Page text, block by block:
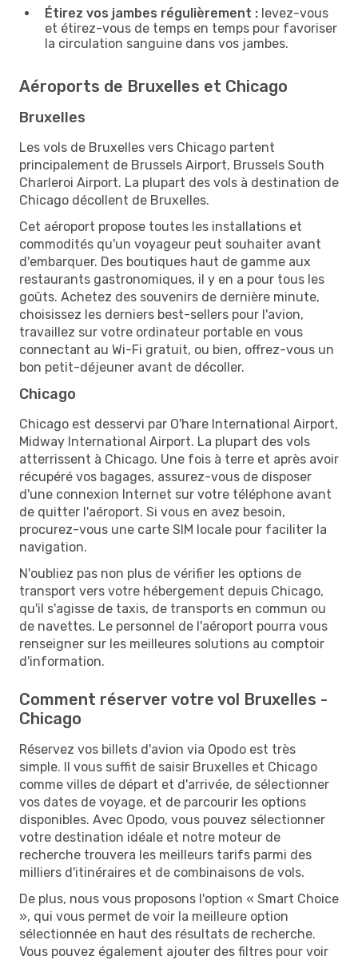
Étirez vos jambes régulièrement : levez-vous
et étirez-vous de temps en temps pour favoriser
la circulation sanguine dans vos jambes.
Aéroports de Bruxelles et Chicago
Bruxelles
Les vols de Bruxelles vers Chicago partent
principalement de Brussels Airport, Brussels South
Charleroi Airport. La plupart des vols à destination de
Chicago décollent de Bruxelles.
Cet aéroport propose toutes les installations et
commodités qu'un voyageur peut souhaiter avant
d'embarquer. Des boutiques haut de gamme aux
restaurants gastronomiques, il y en a pour tous les
goûts. Achetez des souvenirs de dernière minute,
choisissez les derniers best-sellers pour l'avion,
travaillez sur votre ordinateur portable en vous
connectant au Wi-Fi gratuit, ou bien, offrez-vous un
bon petit-déjeuner avant de décoller.
Chicago
Chicago est desservi par O'hare International Airport,
Midway International Airport. La plupart des vols
atterrissent à Chicago. Une fois à terre et après avoir
récupéré vos bagages, assurez-vous de disposer
d'une connexion Internet sur votre téléphone avant
de quitter l'aéroport. Si vous en avez besoin,
procurez-vous une carte SIM locale pour faciliter la
navigation.
N'oubliez pas non plus de vérifier les options de
transport vers votre hébergement depuis Chicago,
qu'il s'agisse de taxis, de transports en commun ou
de navettes. Le personnel de l'aéroport pourra vous
renseigner sur les meilleures solutions au comptoir
d'information.
Comment réserver votre vol Bruxelles -
Chicago
Réservez vos billets d'avion via Opodo est très
simple. Il vous suffit de saisir Bruxelles et Chicago
comme villes de départ et d'arrivée, de sélectionner
vos dates de voyage, et de parcourir les options
disponibles. Avec Opodo, vous pouvez sélectionner
votre destination idéale et notre moteur de
recherche trouvera les meilleurs tarifs parmi des
milliers d'itinéraires et de combinaisons de vols.
De plus, nous vous proposons l'option « Smart Choice
», qui vous permet de voir la meilleure option
sélectionnée en haut des résultats de recherche.
Vous pouvez également ajouter des filtres pour voir